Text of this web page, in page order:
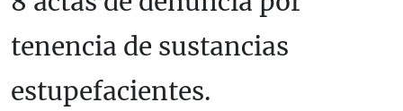
tenencia de sustancias
estupefacientes.